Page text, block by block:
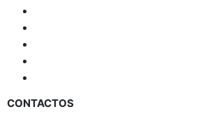
CONTACTOS